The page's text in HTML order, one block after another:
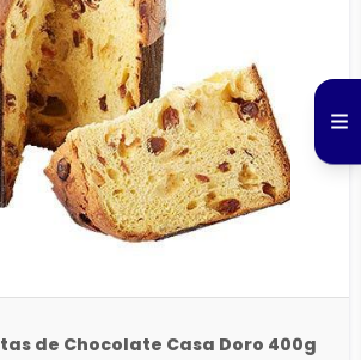
de Chocolate Casa Doro 400g